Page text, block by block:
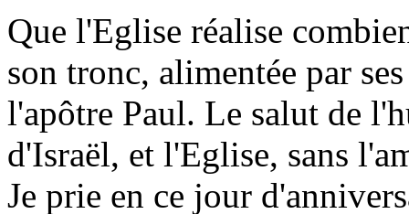
Que l'Eglise réalise
son tronc, alimentée par
l'apôtre Paul. Le salut de
d'Israël, et l'Eglise, sans
Je prie en ce jour